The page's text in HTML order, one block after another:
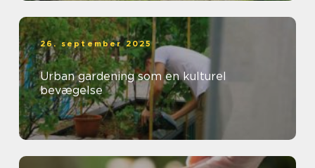
26. september 2025
Urban gardening som en kulturel
bevægelse